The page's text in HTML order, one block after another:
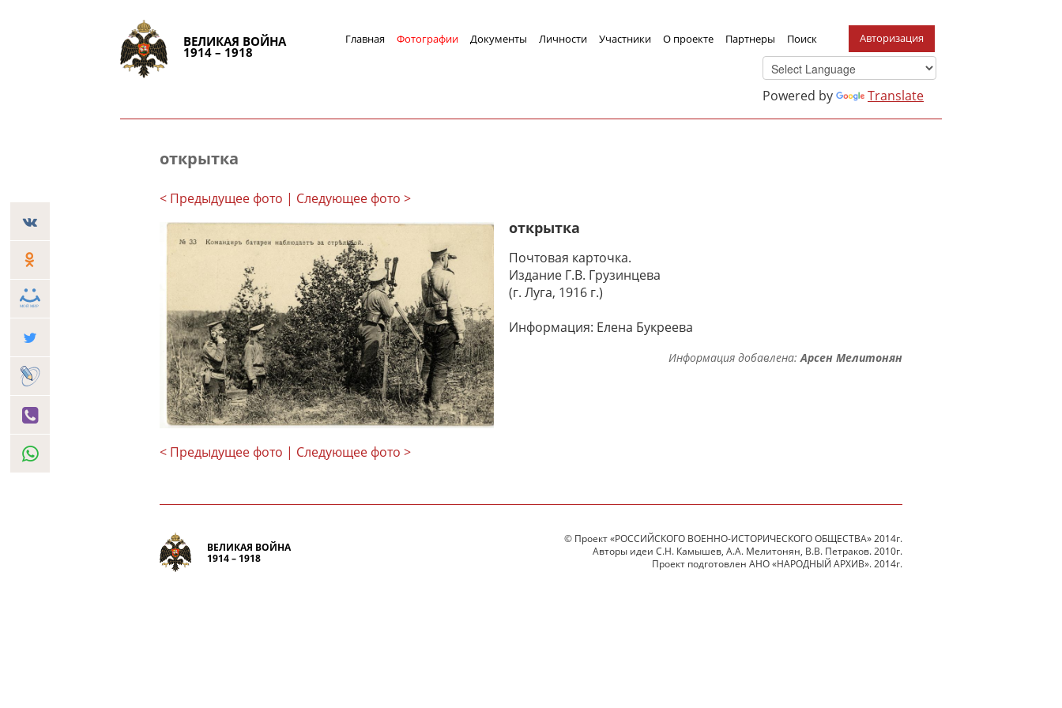
ВЕЛИКАЯ ВОЙНА
1914 – 1918
Главная Фотографии Документы Личности Участники О проекте Партнеры Поиск Авторизация
Powered by Translate
открытка
< Предыдущее фото | Следующее фото >
< Предыдущее фото | Следующее фото >
открытка
Почтовая карточка.
Издание Г.В. Грузинцева
(г. Луга, 1916 г.)
Информация: Елена Букреева
Информация добавлена:Арсен Мелитонян
ВЕЛИКАЯ ВОЙНА
1914 – 1918
© Проект «РОССИЙСКОГО ВОЕННО-ИСТОРИЧЕСКОГО ОБЩЕСТВА» 2014г.
Авторы идеи С.Н. Камышев, А.А. Мелитонян, В.В. Петраков. 2010г.
Проект подготовлен АНО «НАРОДНЫЙ АРХИВ». 2014г.